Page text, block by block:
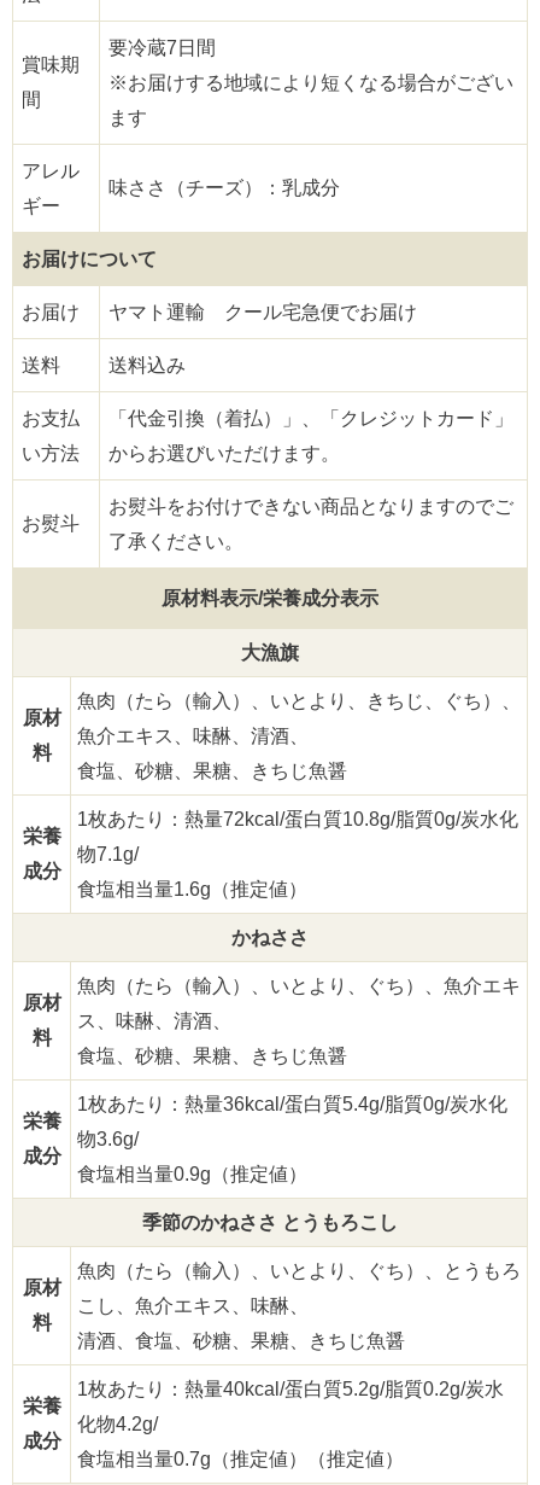
賞味期
間
要冷蔵7日間
※お届けする地域により短くなる場合がござい
ます
アレル
ギー
味ささ（チーズ）：乳成分
お届けについて
お届け ヤマト運輸 クール宅急便でお届け
送料 送料込み
お支払
い方法
「代金引換（着払）」、「クレジットカード」
からお選びいただけます。
お熨斗
お熨斗をお付けできない商品となりますのでご
了承ください。
原材料表示/栄養成分表示
大漁旗
原材
料
魚肉（たら（輸入）、いとより、きちじ、ぐち）、
魚介エキス、味醂、清酒、
食塩、砂糖、果糖、きちじ魚醤
栄養
成分
1枚あたり：熱量72kcal/蛋白質10.8g/脂質0g/炭水化
物7.1g/
食塩相当量1.6g（推定値）
かねささ
原材
料
魚肉（たら（輸入）、いとより、ぐち）、魚介エキ
ス、味醂、清酒、
食塩、砂糖、果糖、きちじ魚醤
栄養
成分
1枚あたり：熱量36kcal/蛋白質5.4g/脂質0g/炭水化
物3.6g/
食塩相当量0.9g（推定値）
季節のかねささ とうもろこし
原材
料
魚肉（たら（輸入）、いとより、ぐち）、とうもろ
こし、魚介エキス、味醂、
清酒、食塩、砂糖、果糖、きちじ魚醤
栄養
成分
1枚あたり：熱量40kcal/蛋白質5.2g/脂質0.2g/炭水
化物4.2g/
食塩相当量0.7g（推定値）（推定値）